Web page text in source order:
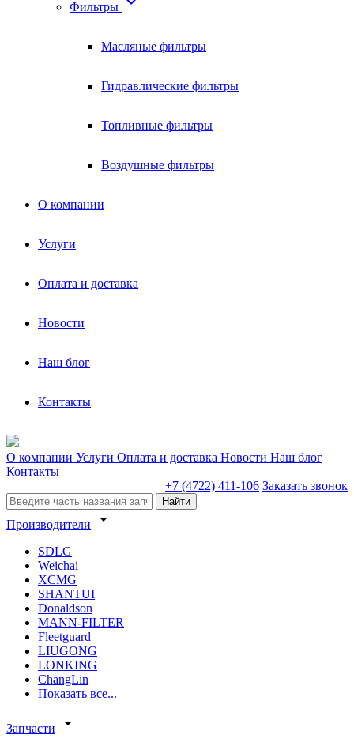
Фильтры
Масляные фильтры
Гидравлические фильтры
Топливные фильтры
Воздушные фильтры
О компании
Услуги
Оплата и доставка
Новости
Наш блог
Контакты
О компании Услуги Оплата и доставка Новости Наш блог
Контакты
+7 (4722) 411-106 Заказать звонок
Найти
Производители arrow_drop_down
SDLG
Weichai
XCMG
SHANTUI
Donaldson
MANN-FILTER
Fleetguard
LIUGONG
LONKING
ChangLin
Показать все...
Запчасти arrow_drop_down